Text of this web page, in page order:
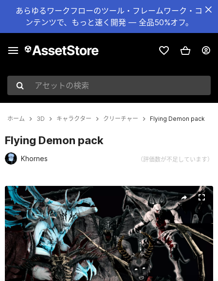
あらゆるワークフローのツール・フレームワーク・コ
ンテンツで、もっと速く開発 — 全品50%オフ。
アセットの検索
ホーム 3D キャラクター クリーチャー Flying Demon pack
Flying Demon pack
Khornes （評価数が不足しています）
現在のスライド：1 / 67